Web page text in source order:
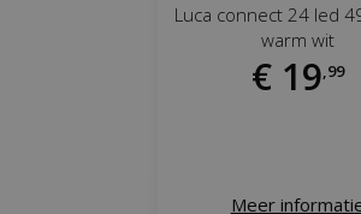
Luca connect 24 led
warm wit
€ 19 99
Meer